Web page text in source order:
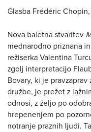
Glasba Frédéric
Nova baletna stvaritev
mednarodno priznana
režiserka Valentina
zgolj interpretacijo
Bovary, ki je
družbe, je prežet z
odnosi, z željo po
hrepenenjem po
notranje praznih ljudi.